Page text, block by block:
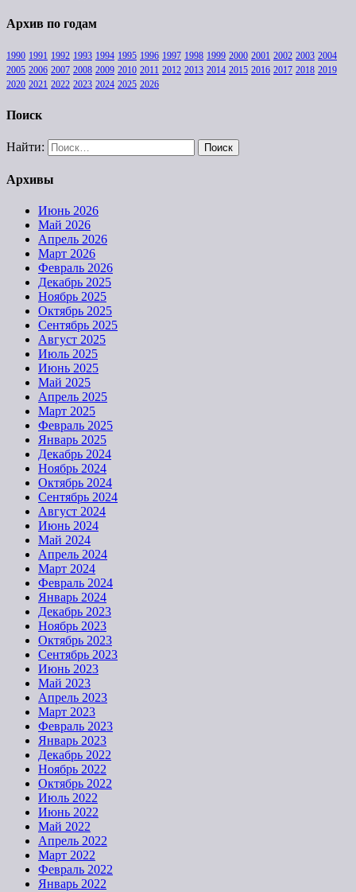
Архив по годам
1990 1991 1992 1993 1994 1995 1996 1997 1998 1999 2000 2001 2002 2003 2004
2005 2006 2007 2008 2009 2010 2011 2012 2013 2014 2015 2016 2017 2018 2019
2020 2021 2022 2023 2024 2025 2026
Поиск
Найти:
Архивы
Июнь 2026
Май 2026
Апрель 2026
Март 2026
Февраль 2026
Декабрь 2025
Ноябрь 2025
Октябрь 2025
Сентябрь 2025
Август 2025
Июль 2025
Июнь 2025
Май 2025
Апрель 2025
Март 2025
Февраль 2025
Январь 2025
Декабрь 2024
Ноябрь 2024
Октябрь 2024
Сентябрь 2024
Август 2024
Июнь 2024
Май 2024
Апрель 2024
Март 2024
Февраль 2024
Январь 2024
Декабрь 2023
Ноябрь 2023
Октябрь 2023
Сентябрь 2023
Июнь 2023
Май 2023
Апрель 2023
Март 2023
Февраль 2023
Январь 2023
Декабрь 2022
Ноябрь 2022
Октябрь 2022
Июль 2022
Июнь 2022
Май 2022
Апрель 2022
Март 2022
Февраль 2022
Январь 2022